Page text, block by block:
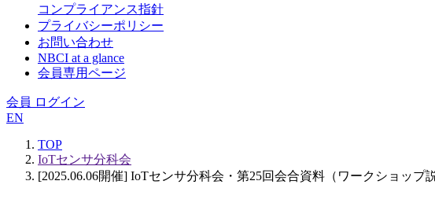
コンプライアンス指針
プライバシーポリシー
お問い合わせ
NBCI at a glance
会員専用ページ
会員 ログイン
EN
TOP
IoTセンサ分科会
[2025.06.06開催] IoTセンサ分科会・第25回会合資料（ワークショップ